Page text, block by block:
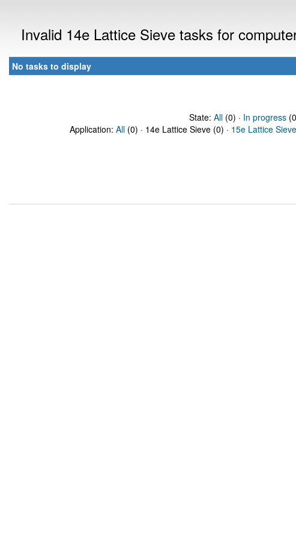
Invalid 14e Lattice Sieve tasks for
No tasks to display
State: All(0) · In progress
Application: All (0) · 14e Lattice Sieve (0) · 15e Lattice Sieve